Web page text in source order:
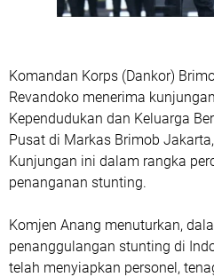
Komandan Korps (Dankor)
Revandoko menerima
Kependudukan dan Keluarga
Pusat di Markas Brimob
Kunjungan ini dalam rangka
penanganan stunting.
Komjen Anang menuturkan,
penanggulangan stunting di
telah menyiapkan personel,